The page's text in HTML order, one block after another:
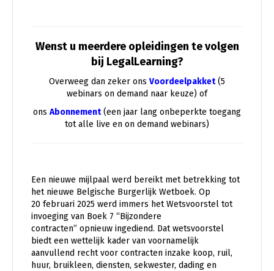
Wenst u meerdere opleidingen te volgen
bij LegalLearning?
Overweeg dan zeker ons Voordeelpakket(5
webinars on demand naar keuze) of
ons Abonnement(een jaar lang onbeperkte toegang
tot alle live en on demand webinars)
Een nieuwe mijlpaal werd bereikt met betrekking tot
het nieuwe Belgische Burgerlijk Wetboek. Op
20 februari 2025 werd immers het Wetsvoorstel tot
invoeging van Boek 7 “Bijzondere
contracten” opnieuw ingediend. Dat wetsvoorstel
biedt een wettelijk kader van voornamelijk
aanvullend recht voor contracten inzake koop, ruil,
huur, bruikleen, diensten, sekwester, dading en